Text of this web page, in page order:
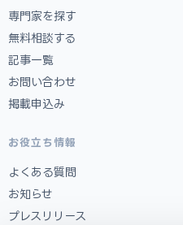
補助金の申請代行をお探しの方
専門家に無料相談する
専門家を探す
無料相談する
記事一覧
お問い合わせ
掲載申込み
お役立ち情報
よくある質問
お知らせ
プレスリリース